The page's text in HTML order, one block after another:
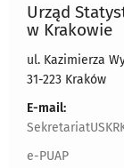
Urząd
w Krakowie
ul. Kazimierza
31-223 Kraków
E-mail:
e-PUAP